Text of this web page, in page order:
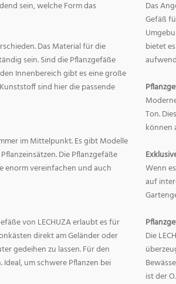
sein, welche Form das
Das Material für die
sein. Sind die Pflanzgefäße
Innenbereich gibt es eine große
sind hier die passende
im Mittelpunkt. Es gibt Modelle
Die Pflanzgefäße
enorm vereinfachen und auch
von LECHUZA erlaubt es für
direkt am Geländer oder
gedeihen zu lassen. Für den
um schwere Pflanzen bei
Das
Gefäß
bietet
Ton.
können
Wenn
auf
Die
ist der